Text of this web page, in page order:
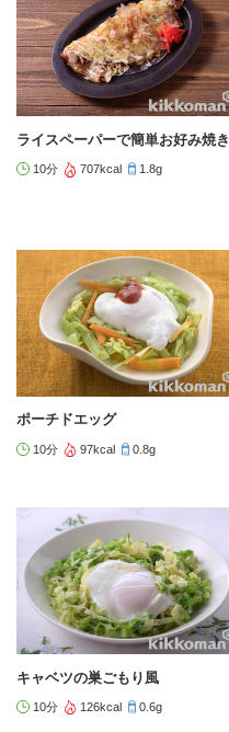
ライスペーパーで簡単お好み焼き
10分 707kcal 1.8g
ポーチドエッグ
10分 97kcal 0.8g
キャベツの巣ごもり風
10分 126kcal 0.6g